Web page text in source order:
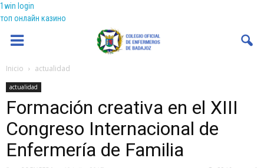
1win login
топ онлайн казино
Coenfeba
Inicio actualidad
actualidad
Formación creativa en el XIII
Congreso Internacional de
Enfermería de Familia